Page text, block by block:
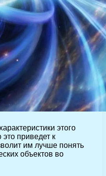
этого
приведет к
им лучше понять
объектов во